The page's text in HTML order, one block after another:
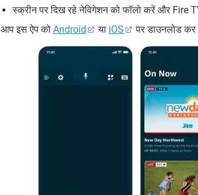
स्क्रीन पर दिख रहे नेविगेशन को फॉलो करें और Fire
आप इस ऐप को Android या iOS पर डाउनलोड